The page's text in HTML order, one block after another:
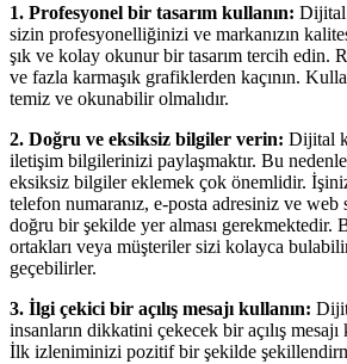
1. Profesyonel bir tasarım kullanın: Dijital
sizin profesyonelliğinizi ve markanızın
şık ve kolay okunur bir tasarım tercih edin.
ve fazla karmaşık grafiklerden kaçının.
temiz ve okunabilir olmalıdır.
2. Doğru ve eksiksiz bilgiler verin: Dijital
iletişim bilgilerinizi paylaşmaktır. Bu
eksiksiz bilgiler eklemek çok önemlidir. İşiniz,
telefon numaranız, e-posta adresiniz ve
doğru bir şekilde yer alması gerekmektedir.
ortakları veya müşteriler sizi kolayca
geçebilirler.
3. İlgi çekici bir açılış mesajı kullanın:
insanların dikkatini çekecek bir açılış
İlk izleniminizi pozitif bir şekilde